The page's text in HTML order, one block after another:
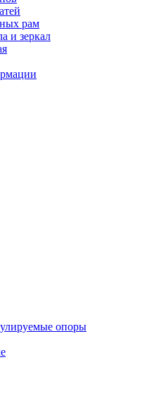
рам
и зеркал
опоры